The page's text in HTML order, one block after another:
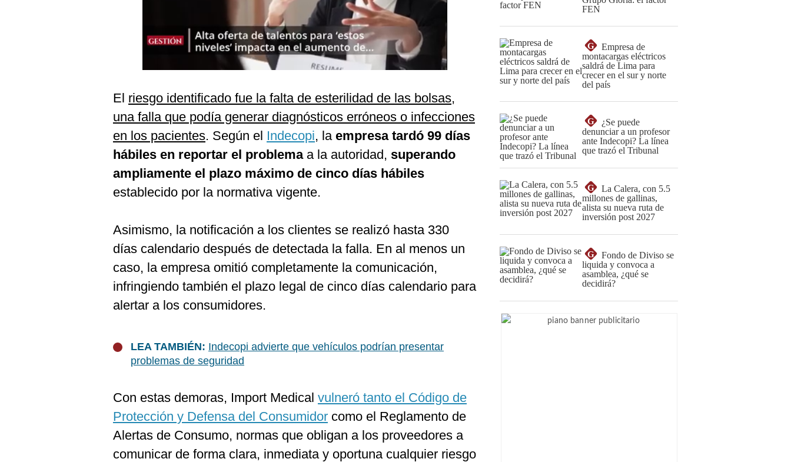
El riesgo identificado fue la falta de esterilidad de las bolsas,
una falla que podía generar diagnósticos erróneos o infecciones
en los pacientes. Según el Indecopi, la empresa tardó 99 días
hábiles en reportar el problemaa la autoridad, superando
ampliamente el plazo máximo de cinco días hábiles
establecido por la normativa vigente.
Asimismo, la notificación a los clientes se realizó hasta 330
días calendario después de detectada la falla. En al menos un
caso, la empresa omitió completamente la comunicación,
infringiendo también el plazo legal de cinco días calendario para
alertar a los consumidores.
LEA TAMBIÉN: Indecopi advierte que vehículos podrían presentar
problemas de seguridad
Con estas demoras, Import Medical vulneró tanto el Código de
Protección y Defensa del Consumidor como el Reglamento de
Alertas de Consumo, normas que obligan a los proveedores a
comunicar de forma clara, inmediata y oportuna cualquier riesgo
FEN
G
Empresa de
montacargas eléctricos
saldrá de Lima para
crecer en el sur y norte
del país
G
¿Se puede
denunciar a un profesor
ante Indecopi? La línea
que trazó el Tribunal
G
La Calera, con 5.5
millones de gallinas,
alista su nueva ruta de
inversión post 2027
G
Fondo de Diviso se
liquida y convoca a
asamblea, ¿qué se
decidirá?